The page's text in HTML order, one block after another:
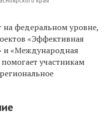
федеральном уровне,
«Эффективная
и «Международная
участникам